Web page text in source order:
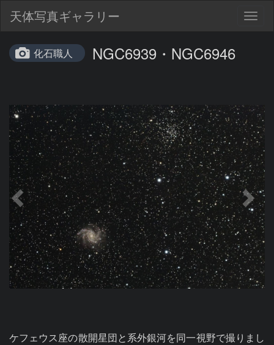
天体写真ギャラリー
化石職人 NGC6939・NGC6946
ケフェウス座の散開星団と系外銀河を同一視野で撮りまし